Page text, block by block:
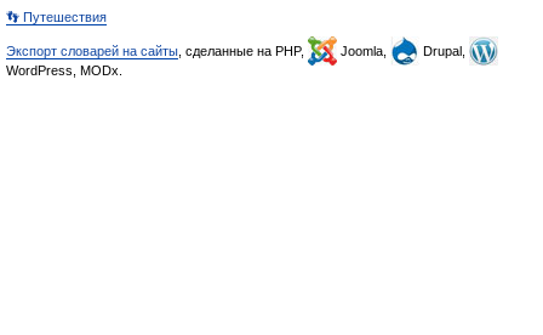
👣 Путешествия
Экспорт словарей на сайты , сделанные на PHP, Joomla,
Drupal,
WordPress, MODx.